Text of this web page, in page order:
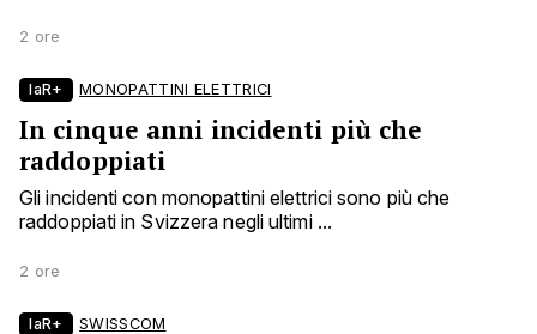
2 ore
laR+ MONOPATTINI ELETTRICI
In cinque anni incidenti più che
raddoppiati
Gli incidenti con monopattini elettrici sono più che
raddoppiati in Svizzera negli ultimi ...
2 ore
laR+ SWISSCOM